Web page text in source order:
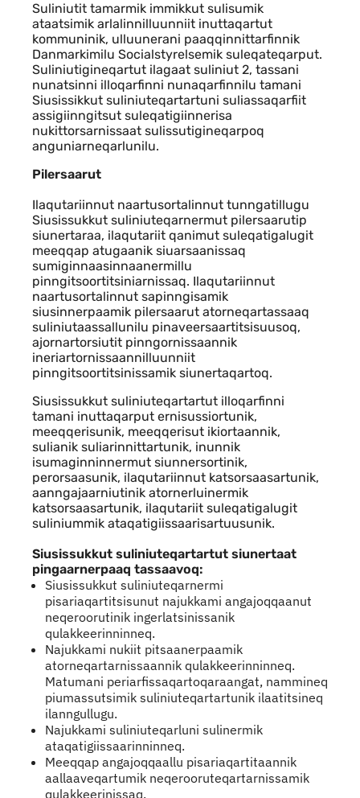
Suliniutit tamarmik immikkut sulisumik
ataatsimik arlalinnilluunniit inuttaqartut
kommuninik, ulluunerani paaqqinnittarfinnik
Danmarkimilu Socialstyrelsemik suleqateqarput.
Suliniutigineqartut ilagaat suliniut 2, tassani
nunatsinni illoqarfinni nunaqarfinnilu tamani
Siusissikkut suliniuteqartartuni suliassaqarfiit
assigiinngitsut suleqatigiinnerisa
nukittorsarnissaat sulissutigineqarpoq
anguniarneqarlunilu.
Pilersaarut
Ilaqutariinnut naartusortalinnut tunngatillugu
Siusissukkut suliniuteqarnermut pilersaarutip
siunertaraa, ilaqutariit qanimut suleqatigalugit
meeqqap atugaanik siuarsaanissaq
sumiginnaasinnaanermillu
pinngitsoortitsiniarnissaq. Ilaqutariinnut
naartusortalinnut sapinngisamik
siusinnerpaamik pilersaarut atorneqartassaaq
suliniutaassallunilu pinaveersaartitsisuusoq,
ajornartorsiutit pinngornissaannik
ineriartornissaannilluunniit
pinngitsoortitsinissamik siunertaqartoq.
Siusissukkut suliniuteqartartut illoqarfinni
tamani inuttaqarput ernisussiortunik,
meeqqerisunik, meeqqerisut ikiortaannik,
sulianik suliarinnittartunik, inunnik
isumaginninnermut siunnersortinik,
perorsaasunik, ilaqutariinnut katsorsaasartunik,
aanngajaarniutinik atornerluinermik
katsorsaasartunik, ilaqutariit suleqatigalugit
suliniummik ataqatigiissaarisartuusunik.
Siusissukkut suliniuteqartartut siunertaat
pingaarnerpaaq tassaavoq:
Siusissukkut suliniuteqarnermi
pisariaqartitsisunut najukkami angajoqqaanut
neqeroorutinik ingerlatsinissanik
qulakkeerinninneq.
Najukkami nukiit pitsaanerpaamik
atorneqartarnissaannik qulakkeerinninneq.
Matumani periarfissaqartoqaraangat, nammineq
piumassutsimik suliniuteqartartunik ilaatitsineq
ilanngullugu.
Najukkami suliniuteqarluni sulinermik
ataqatigiissaarinninneq.
Meeqqap angajoqqaallu pisariaqartitaannik
aallaaveqartumik neqerooruteqartarnissamik
qulakkeerinissaq.